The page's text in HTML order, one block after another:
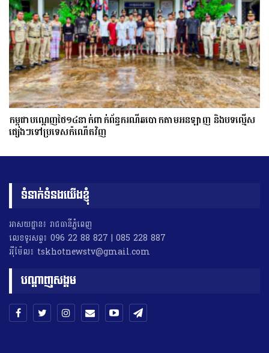
កម្ពុជាបណ្ដេញថៃ១៤នាក់ពាក់ព័ន្ធករណីឆបោកតាមអនឡាញ និងបទល្មើស
ផ្សេងៗទៅប្រទេសកំណើតវិញ
ទំនាក់ទំនងយើងខ្ញុំ
អាសយដ្ឋាន៖ រាជធានីភ្នំពេញ
លេខទូរសព្ទ៖ 096 22 88 827 | 085 228 887
អុីម៉ែល៖ tskhotnewstv@gmail.com
បណ្តាញសង្គម